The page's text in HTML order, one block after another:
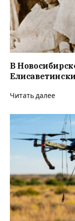
В
Читать далее